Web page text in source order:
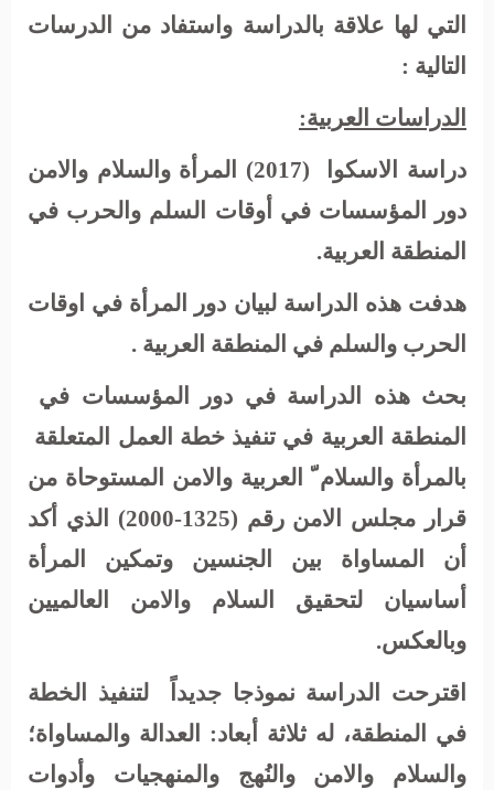
التي لها علاقة بالدراسة واستفاد من الدرسات
التالية :
الدراسات العربية:
دراسة الاسكوا
(2017) المرأةوالسلام والامن
دور المؤسسات في أوقات السلم والحرب في
المنطقة العربية.
هدفت هذه الدراسة لبيان دور المرأة في اوقات
الحرب والسلم في المنطقة العربية .
بحث هذه الدراسة في دور المؤسسات في
المنطقة العربية في تنفيذ خطة العمل المتعلقة
بالمرأة والسلام ّ العربية والامن المستوحاة من
قرار مجلس الامن رقم (1325-2000) الذي أكد
أن المساواة بين الجنسين وتمكين المرأة
أساسيان لتحقيق السلام والامن العالميين
وبالعكس.
اقترحت الدراسة نموذجا جديداً
لتنفيذ الخطة
في المنطقة، له ثلاثة أبعاد: العدالة والمساواة؛
والسلام والامن والنُهج والمنهجيات وأدوات